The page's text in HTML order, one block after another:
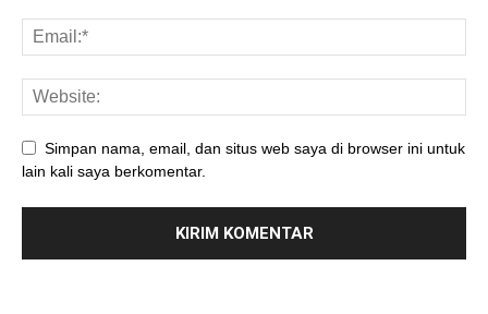
Simpan nama, email, dan situs web saya di browser ini untuk
lain kali saya berkomentar.